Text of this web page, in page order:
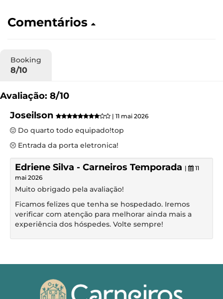
Comentários
Booking
8/10
Avaliação: 8/10
Joseilson
| 11 mai 2026
Do quarto todo equipado!top
Entrada da porta eletronica!
Edriene Silva - Carneiros Temporada |
11
mai 2026
Muito obrigado pela avaliação!
Ficamos felizes que tenha se hospedado. Iremos
verificar com atenção para melhorar ainda mais a
experiência dos hóspedes. Volte sempre!